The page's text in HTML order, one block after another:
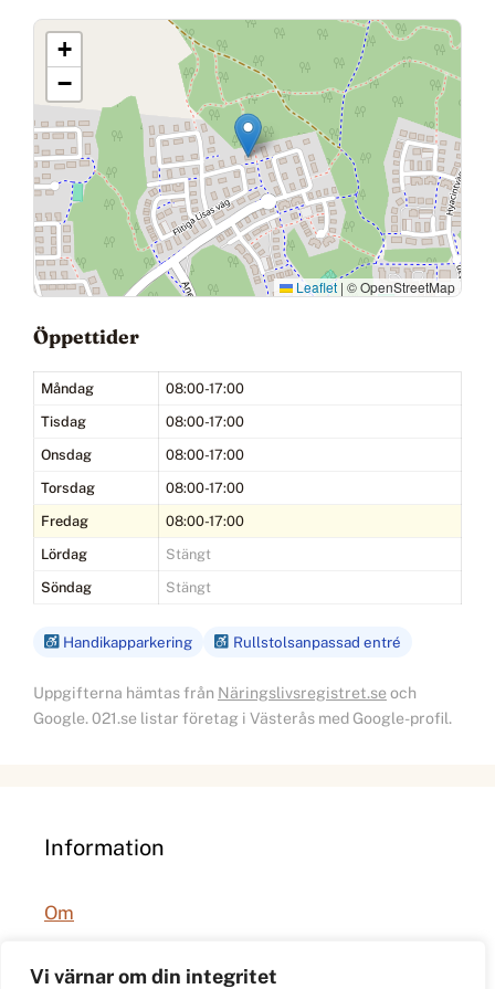
Vi värnar om din integritet
+
−
Leaflet | © OpenStreetMap
Öppettider
Måndag
08:00-17:00
Tisdag
08:00-17:00
Onsdag
08:00-17:00
Torsdag
08:00-17:00
Fredag
08:00-17:00
Lördag
Stängt
Söndag
Stängt
Handikapparkering Rullstolsanpassad entré
Uppgifterna hämtas från Näringslivsregistret.se och
Google. 021.se listar företag i Västerås med Google-profil.
Information
Om